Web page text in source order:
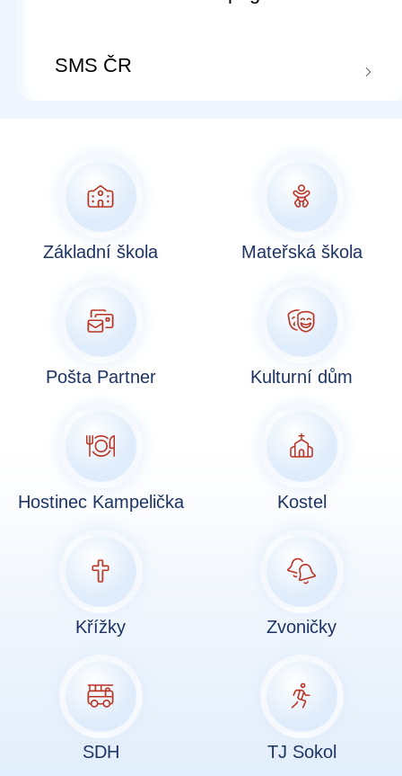
SMS ČR
Základní škola Mateřská škola
Pošta Partner Kulturní dům
Hostinec Kampelička Kostel
Křížky Zvoničky
SDH TJ Sokol